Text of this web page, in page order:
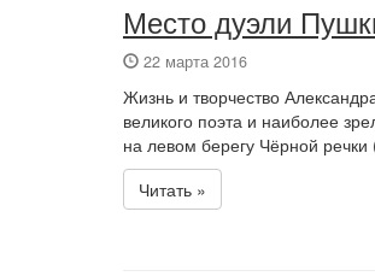
Место дуэли
22 марта 2016
Жизнь и творчество
великого поэта и наиболее
на левом берегу Чёрной
Читать »